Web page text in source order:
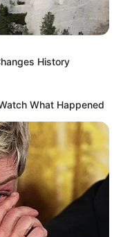
History
What Happened